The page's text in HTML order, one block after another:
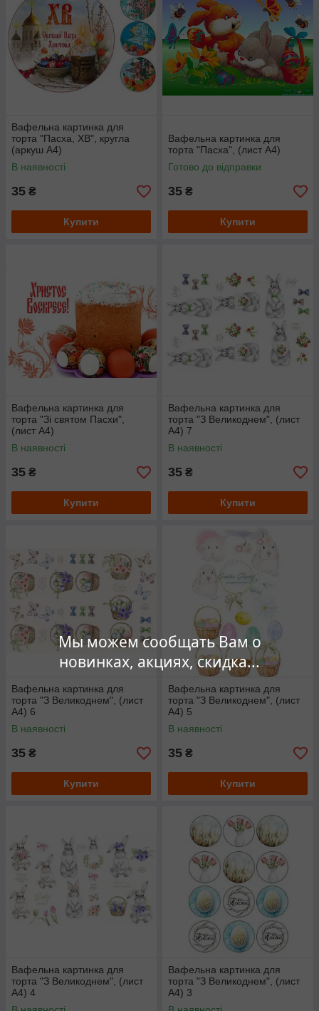
Мы можем сообщать Вам о
новинках, акциях, скидка...
Вафельна картинка для
торта "Пасха, ХВ", кругла
(аркуш А4)
В наявності
35 ₴
Купити
Вафельна картинка для
торта "Пасха", (лист А4)
Готово до відправки
35 ₴
Купити
Вафельна картинка для
торта "Зі святом Пасхи",
(лист А4)
В наявності
35 ₴
Купити
Вафельна картинка для
торта "З Великоднем", (лист
А4) 7
В наявності
35 ₴
Купити
Вафельна картинка для
торта "З Великоднем", (лист
А4) 6
В наявності
35 ₴
Купити
Вафельна картинка для
торта "З Великоднем", (лист
А4) 5
В наявності
35 ₴
Купити
Вафельна картинка для
торта "З Великоднем", (лист
А4) 4
Вафельна картинка для
торта "З Великоднем", (лист
А4) 3